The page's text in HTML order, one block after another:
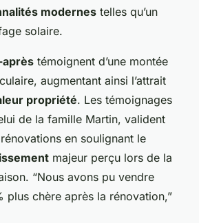
modernes telles qu’un
solaire.
témoignent d’une montée
augmentant ainsi l’attrait
propriété. Les témoignages
de la famille Martin, valident
en soulignant le
majeur perçu lors de la
“Nous avons pu vendre
plus chère après la rénovation,”